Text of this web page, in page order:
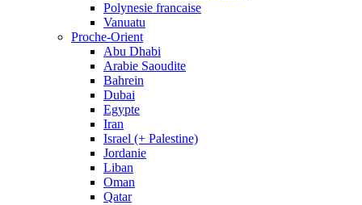
Polynesie francaise
Vanuatu
Proche-Orient
Abu Dhabi
Arabie Saoudite
Bahrein
Dubai
Egypte
Iran
Israel (+ Palestine)
Jordanie
Liban
Oman
Qatar